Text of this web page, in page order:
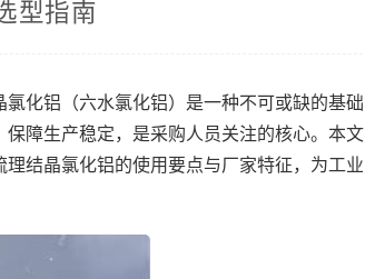
型指南
化铝（六水氯化铝）是一种不可或缺的基础
障生产稳定，是采购人员关注的核心。本文
结晶氯化铝的使用要点与厂家特征，为工业